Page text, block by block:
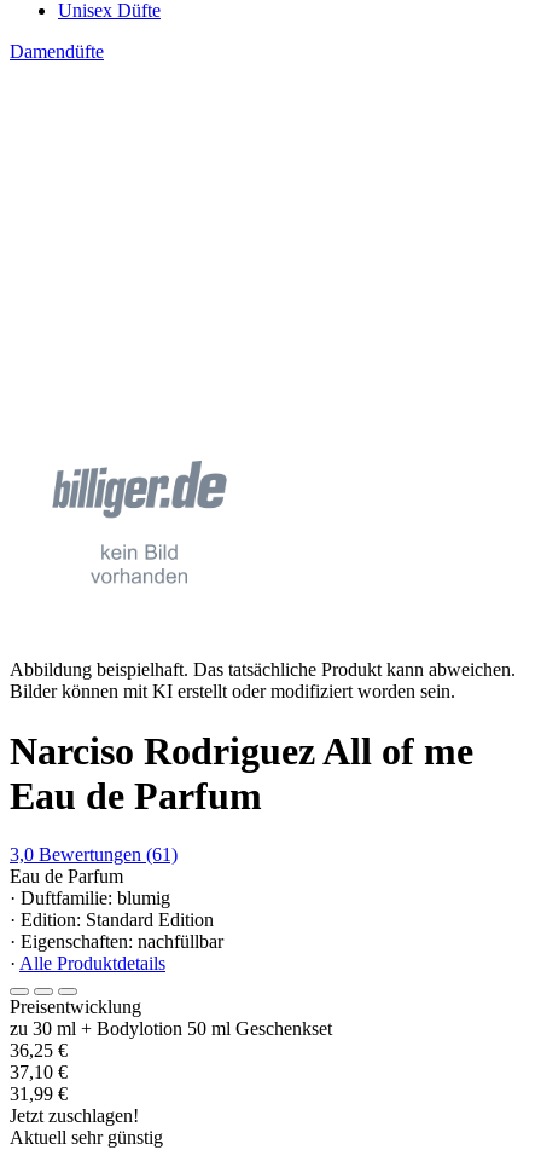
Unisex Düfte
Damendüfte
Abbildung beispielhaft. Das tatsächliche Produkt kann abweichen.
Bilder können mit KI erstellt oder modifiziert worden sein.
Narciso Rodriguez All of me
Eau de Parfum
3,0 Bewertungen (61)
Eau de Parfum
· Duftfamilie: blumig
· Edition: Standard Edition
· Eigenschaften: nachfüllbar
· Alle Produktdetails
Preisentwicklung
zu 30 ml + Bodylotion 50 ml Geschenkset
36,25 €
37,10 €
31,99 €
Jetzt zuschlagen!
Aktuell sehr günstig